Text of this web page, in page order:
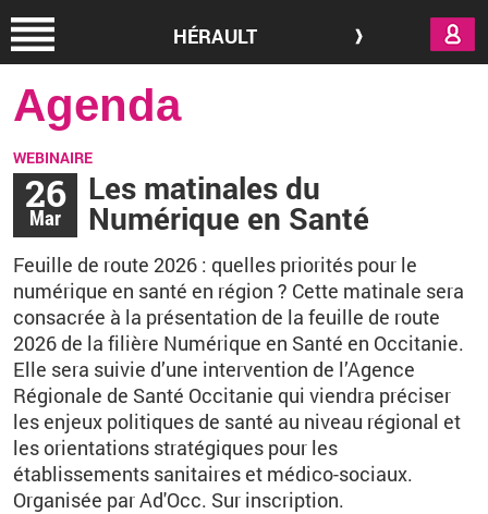
HÉRAULT
Agenda
WEBINAIRE
26
Mar
Les matinales du
Numérique en Santé
Feuille de route 2026 : quelles priorités pour le
numérique en santé en région ? Cette matinale sera
consacrée à la présentation de la feuille de route
2026 de la filière Numérique en Santé en Occitanie.
Elle sera suivie d’une intervention de l’Agence
Régionale de Santé Occitanie qui viendra préciser
les enjeux politiques de santé au niveau régional et
les orientations stratégiques pour les
établissements sanitaires et médico-sociaux.
Organisée par Ad'Occ. Sur inscription.